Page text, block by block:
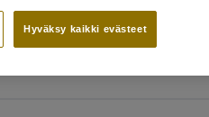
Hyväksy kaikki evästeet